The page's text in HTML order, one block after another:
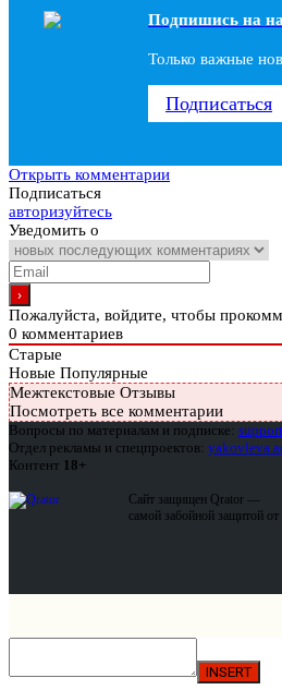
Подпишись на
Только важные
Подписаться
Открыть комментарии
Подписаться
авторизуйтесь
Уведомить о
Пожалуйста, войдите, чтобы
0 комментариев
Старые
Новые Популярные
Межтекстовые Отзывы
Посмотреть все комментарии
Вопросы по материалам и подписке:
Отдел рекламы и спецпроектов:
Контент 18+
Сайт защищен Qrator —
самой забойной защитой
INSERT